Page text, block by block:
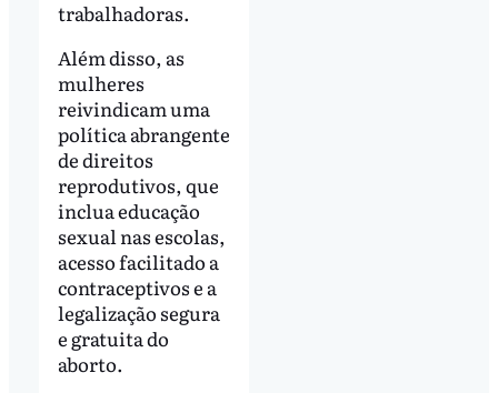
trabalhadoras.
Além disso, as
mulheres
reivindicam uma
política abrangente
de direitos
reprodutivos, que
inclua educação
sexual nas escolas,
acesso facilitado a
contraceptivos e a
legalização segura
e gratuita do
aborto.